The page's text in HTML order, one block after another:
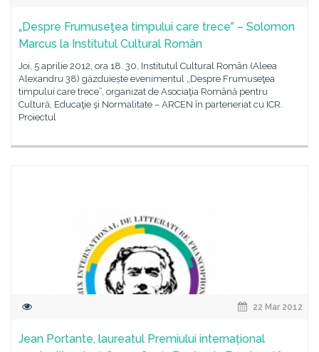
„Despre Frumuseţea timpului care trece” – Solomon
Marcus la Institutul Cultural Român
Joi, 5 aprilie 2012, ora 18. 30, Institutul Cultural Român (Aleea
Alexandru 38) găzduiește evenimentul „Despre Frumuseţea
timpului care trece”, organizat de Asociaţia Română pentru
Cultură, Educaţie şi Normalitate – ARCEN în parteneriat cu ICR.
Proiectul
22 Mar 2012
Jean Portante, laureatul Premiului internațional